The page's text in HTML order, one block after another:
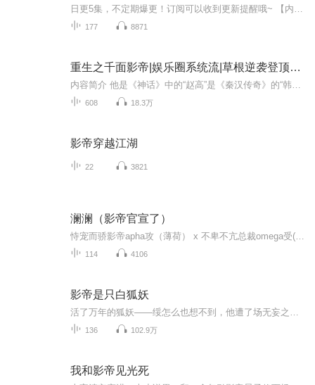
177 8871
重生之千面影帝|娱乐圈系统流|草根逆袭登顶传奇|影帝系统
608 18.3万
影帝穿越江湖
22 3821
澜澜（影帝官宣了）
114 4106
影帝是只白狐妖
136 102.9万
我和影帝见光死